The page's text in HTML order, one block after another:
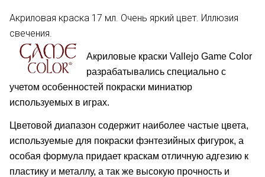
Акриловая краска 17 мл. Очень яркий цвет. Иллюзия
свечения.
Акриловые краски Vallejo Game Color
разрабатывались специально с
учетом особенностей покраски миниатюр
используемых в играх.
Цветовой диапазон содержит наиболее частые цвета,
используемые для покраски фэнтезийных фигурок, а
особая формула придает краскам отличную адгезию к
пластику и металлу, а так же высокую прочность и